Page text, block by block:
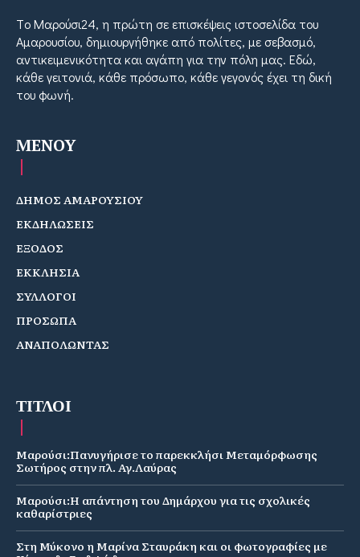
Tο Μαρούσι24, η πρώτη σε επισκέψεις ιστοσελίδα του
Αμαρουσίου, δημιουργήθηκε από πολίτες, με σεβασμό,
αντικειμενικότητα και αγάπη για την πόλη μας. Εδώ,
κάθε γειτονιά, κάθε πρόσωπο, κάθε γεγονός έχει τη δική
του φωνή.
MENOY
ΔΗΜΟΣ ΑΜΑΡΟΥΣΙΟΥ
ΕΚΔΗΛΩΣΕΙΣ
ΕΞΟΔΟΣ
ΕΚΚΛΗΣΙΑ
ΣΥΛΛΟΓΟΙ
ΠΡΟΣΩΠΑ
ΑΝΑΠΟΛΩΝΤΑΣ
ΤΙΤΛΟΙ
Μαρούσι:Πανυγήρισε το παρεκκλήσι Μεταμόρφωσης
Σωτήρος στην πλ. Αγ.Λαύρας
Μαρούσι:Η απάντηση του Δημάρχου για τις σχολικές
καθαρίστριες
Στη Μύκονο η Μαρίνα Σταυράκη και οι φωτογραφίες με